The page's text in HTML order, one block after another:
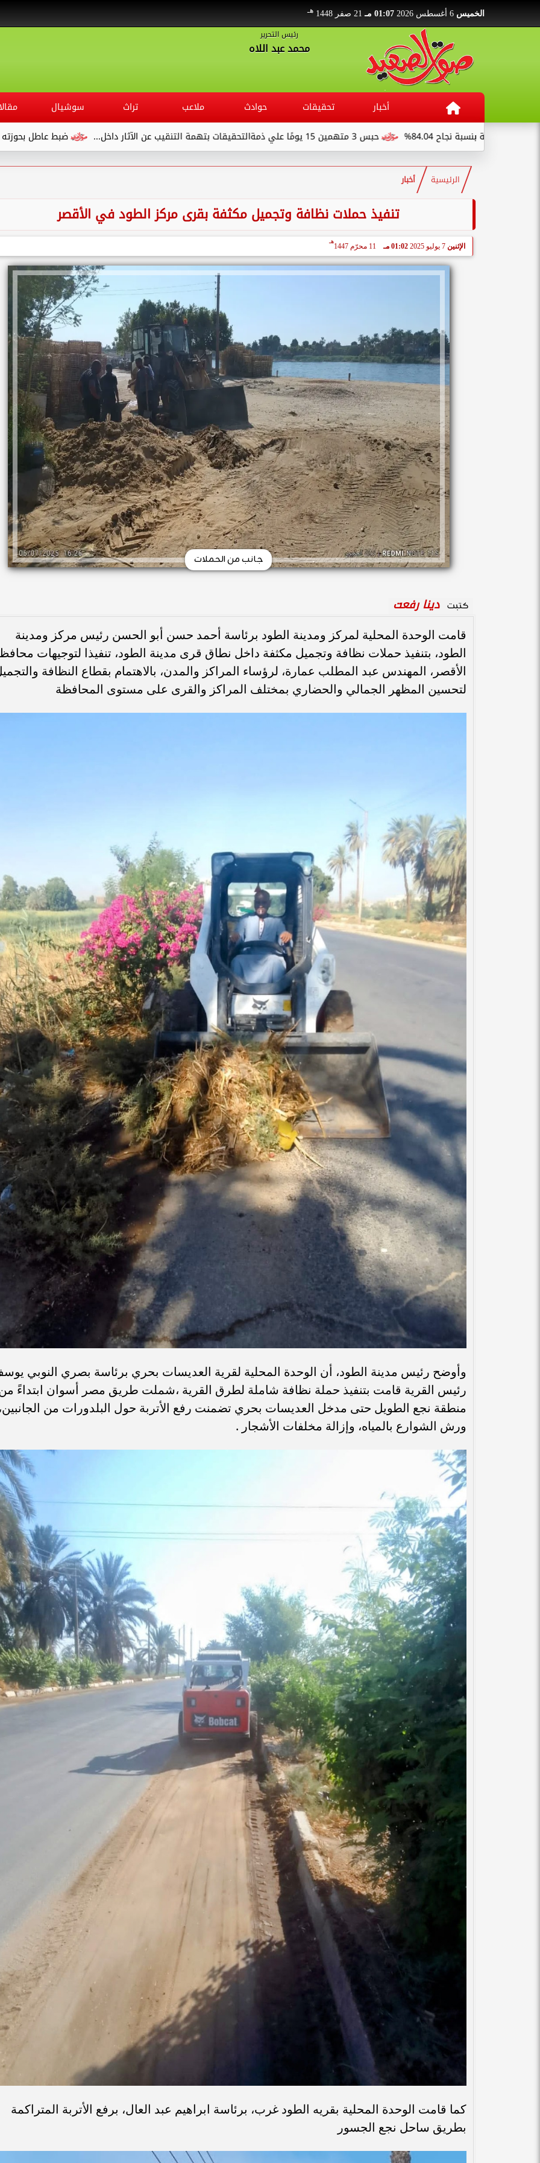
الخميس 01:07 مـ 21 صفر 1448 هـ
رئيس التحرير
محمد عبد اللاه
أخبار تحقيقات حوادث ملاعب تراث سوشيال
ضبط عاطل بحوزته 75 طربة حشيش داخل قطار في قنا
حبس 3 متهمين 15 يومًا علي ذمةالتحقيقات بتهمة التنقيب عن الآثار داخل...
الرئيسية أخبار
تنفيذ حملات نظافة وتجميل مكثفة بقرى مركز الطود في الأقصر
الإثنين 7 يوليو 2025 01:02 مـ 11 محرّم 1447
هـ
جانب من الحملات
كتبت دينا رفعت
قامت الوحدة المحلية لمركز ومدينة الطود برئاسة أحمد حسن أبو الحسن رئيس مركز ومدينة
الطود، بتنفيذ حملات نظافة وتجميل مكثفة داخل نطاق قرى مدينة الطود، تنفيذا لتوجيهات
الأقصر، المهندس عبد المطلب عمارة، لرؤساء المراكز والمدن، بالاهتمام بقطاع النظافة
لتحسين المظهر الجمالي والحضاري بمختلف المراكز والقرى على مستوى المحافظة
وأوضح رئيس مدينة الطود، أن الوحدة المحلية لقرية العديسات بحري برئاسة بصري النوبي
رئيس القرية قامت بتنفيذ حملة نظافة شاملة لطرق القرية ،شملت طريق مصر أسوان ابتداءً
منطقة نجع الطويل حتى مدخل العديسات بحري تضمنت رفع الأتربة حول البلدورات من
ورش الشوارع بالمياه، وإزالة مخلفات الأشجار .
كما قامت الوحدة المحلية بقريه الطود غرب، برئاسة ابراهيم عبد العال، برفع الأتربة المتراكمة
بطريق ساحل نجع الجسور